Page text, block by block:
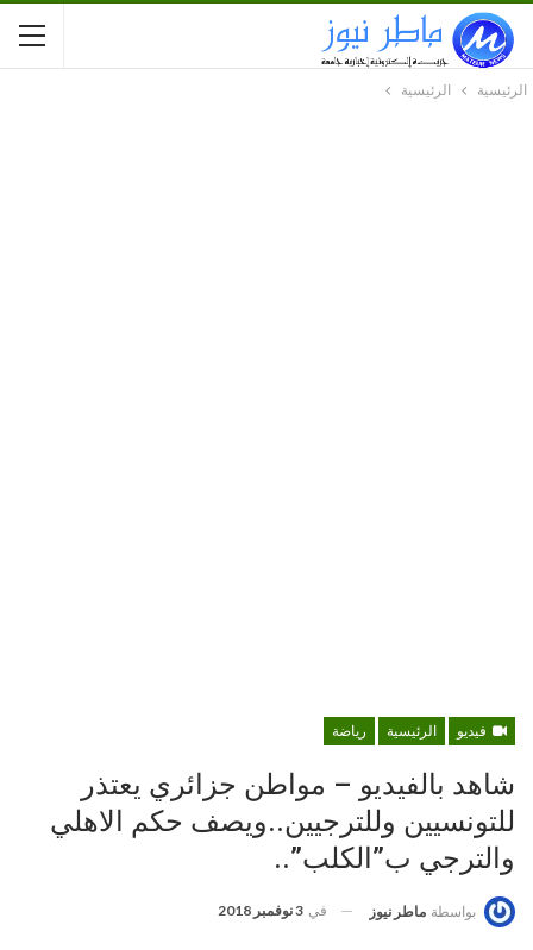
الرئيسية الرئيسية
فيديو الرئيسية رياضة
شاهد بالفيديو – مواطن جزائري يعتذر
للتونسيين وللترجيين..ويصف حكم الاهلي
والترجي ب”الكلب”..
بواسطة ماطر نيوز في 3 نوفمبر 2018